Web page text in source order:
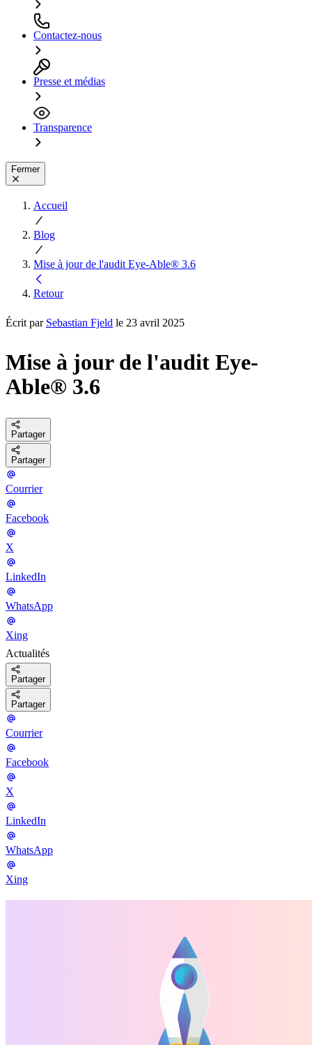
Contactez-nous
Presse et médias
Transparence
Fermer
Accueil
Blog
Mise à jour de l'audit Eye-Able® 3.6
Retour
Écrit par Sebastian Fjeld le 23 avril 2025
Mise à jour de l'audit Eye-
Able® 3.6
Partager
Partager
Courrier
Facebook
X
LinkedIn
WhatsApp
Xing
Actualités
Partager
Partager
Courrier
Facebook
X
LinkedIn
WhatsApp
Xing